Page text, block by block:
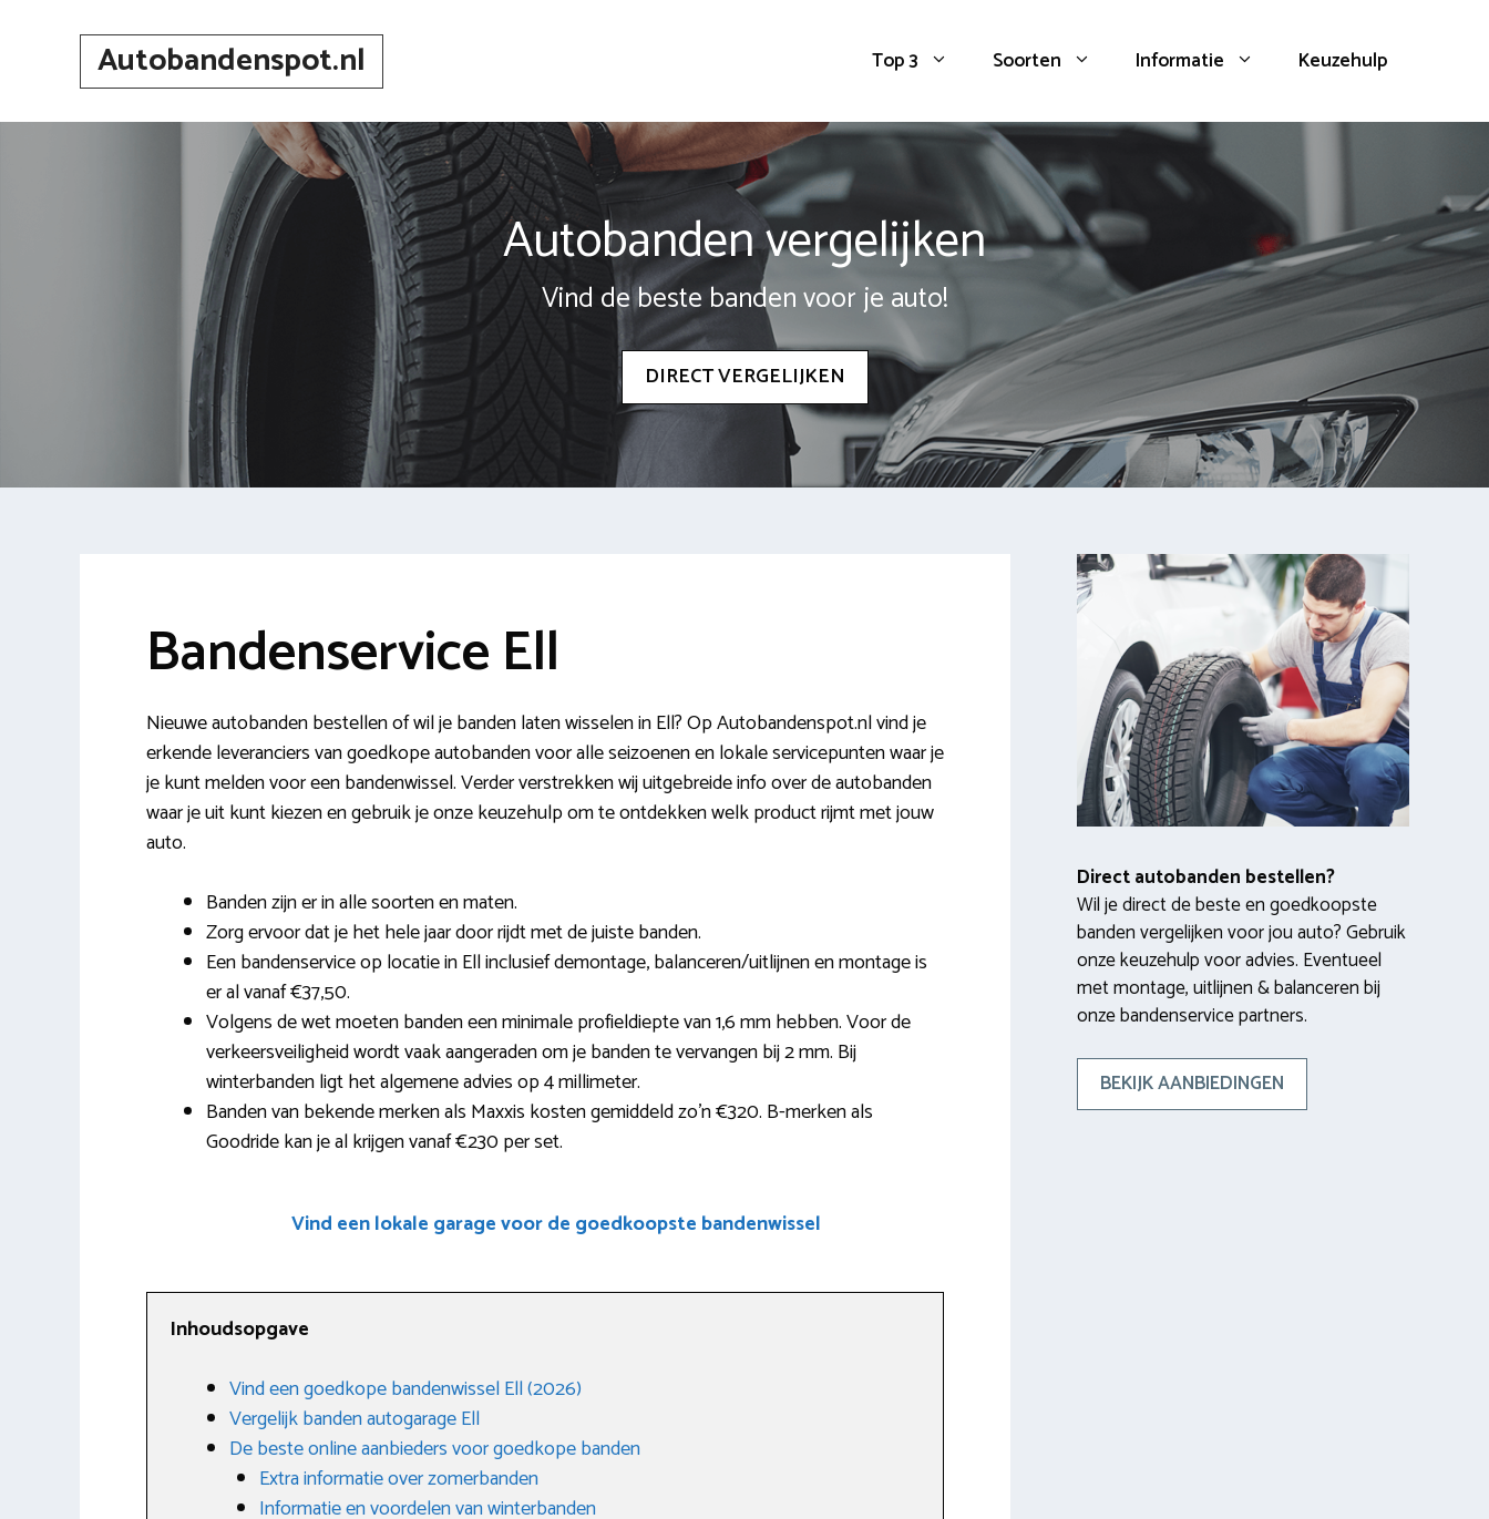
Autobandenspot.nl Top 3 Soorten Informatie Keuzehulp
Autobanden vergelijken
Vind de beste banden voor je auto!
DIRECT VERGELIJKEN
Bandenservice Ell
Nieuwe autobanden bestellen of wil je banden laten wisselen in Ell? Op Autobandenspot.nl vind je
erkende leveranciers van goedkope autobanden voor alle seizoenen en lokale servicepunten waar je
je kunt melden voor een bandenwissel. Verder verstrekken wij uitgebreide info over de autobanden
waar je uit kunt kiezen en gebruik je onze keuzehulp om te ontdekken welk product rijmt met jouw
auto.
Banden zijn er in alle soorten en maten.
Zorg ervoor dat je het hele jaar door rijdt met de juiste banden.
Een bandenservice op locatie in Ell inclusief demontage, balanceren/uitlijnen en montage is
er al vanaf €37,50.
Volgens de wet moeten banden een minimale profieldiepte van 1,6 mm hebben. Voor de
verkeersveiligheid wordt vaak aangeraden om je banden te vervangen bij 2 mm. Bij
winterbanden ligt het algemene advies op 4 millimeter.
Banden van bekende merken als Maxxis kosten gemiddeld zo’n €320. B-merken als
Goodride kan je al krijgen vanaf €230 per set.
Vind een lokale garage voor de goedkoopste bandenwissel
Inhoudsopgave
Vind een goedkope bandenwissel Ell (2026)
Vergelijk banden autogarage Ell
De beste online aanbieders voor goedkope banden
Extra informatie over zomerbanden
Informatie en voordelen van winterbanden
Direct autobanden bestellen?
Wil je direct de beste en goedkoopste
banden vergelijken voor jou auto? Gebruik
onze keuzehulp voor advies. Eventueel
met montage, uitlijnen & balanceren bij
onze bandenservice partners.
BEKIJK AANBIEDINGEN